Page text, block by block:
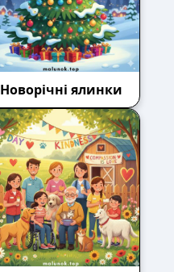
Новорічні ялинки